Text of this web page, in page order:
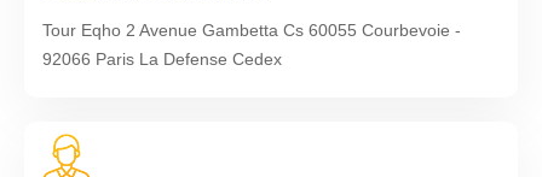
Tour Eqho 2 Avenue Gambetta Cs 60055 Courbevoie -
92066 Paris La Defense Cedex